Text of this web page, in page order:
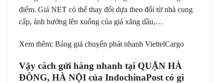
điểm. Giá NET có thể thay đổi dựa theo đổi từ nhà cung
cấp, ảnh hưởng lên xuống của giá xăng dầu,…
Xem thêm: Bảng giá chuyển phát nhanh ViettelCargo
Vậy cách gửi hàng nhanh tại QUẬN HÀ
ĐÔNG, HÀ NỘI của IndochinaPost có gì